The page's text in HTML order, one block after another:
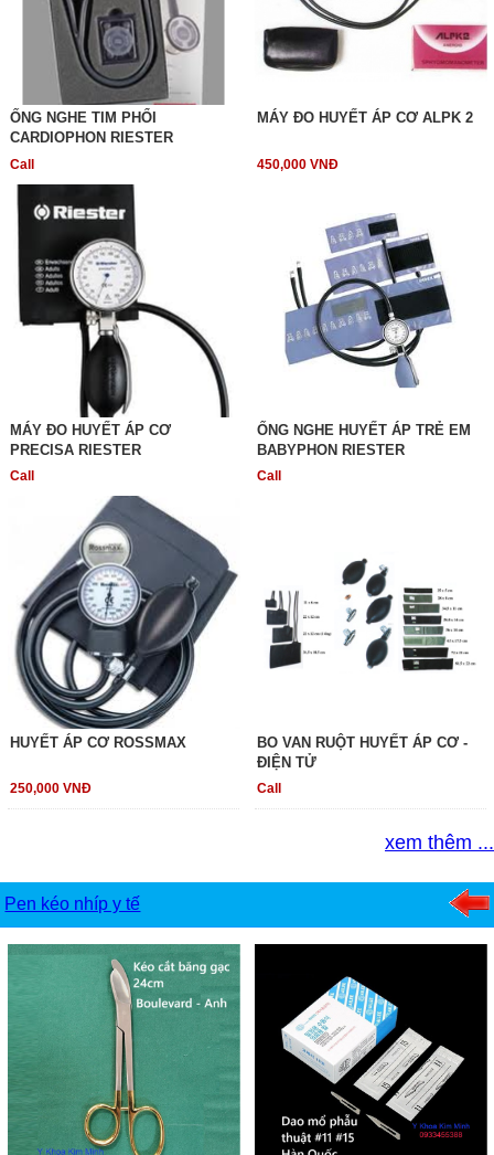
ỐNG NGHE TIM PHỔI
CARDIOPHON RIESTER
Call
MÁY ĐO HUYẾT ÁP CƠ ALPK 2
450,000 VNĐ
MÁY ĐO HUYẾT ÁP CƠ
PRECISA RIESTER
Call
ỐNG NGHE HUYẾT ÁP TRẺ EM
BABYPHON RIESTER
Call
HUYẾT ÁP CƠ ROSSMAX
250,000 VNĐ
BO VAN RUỘT HUYẾT ÁP CƠ -
ĐIỆN TỬ
Call
xem thêm ...
Pen kéo nhíp y tế